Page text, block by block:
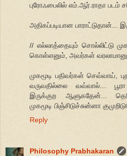
புரோஃபைலில் எம்.ஆர்.ராதா படம்
அதிகப்படியான பாராட்டுதான்...
// எல்லாத்தையும் சொல்லிட்டு
கொள்ளனும், அவர்கள் வரலாமானு
முகமூடி பதிவர்கள் செவ்வாய்,
வருவதில்லை வவ்வால்...
இருக்குற ஆளுகதேன்...
முகமூடி பிஞ்சிடுச்சுன்னா
Reply
Philosophy Prabhakaran